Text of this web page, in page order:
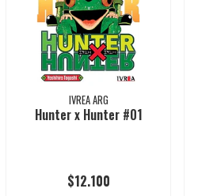
IVREA ARG
Hunter x Hunter #01
$12.100